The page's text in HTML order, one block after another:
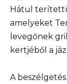
Hátul
amelyeket
levegőnek
kertjéből a
A